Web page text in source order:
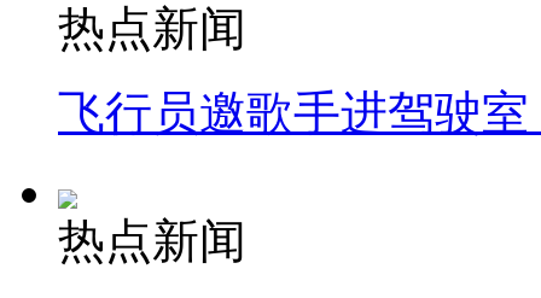
热点新闻
飞行员邀歌手进驾驶
热点新闻